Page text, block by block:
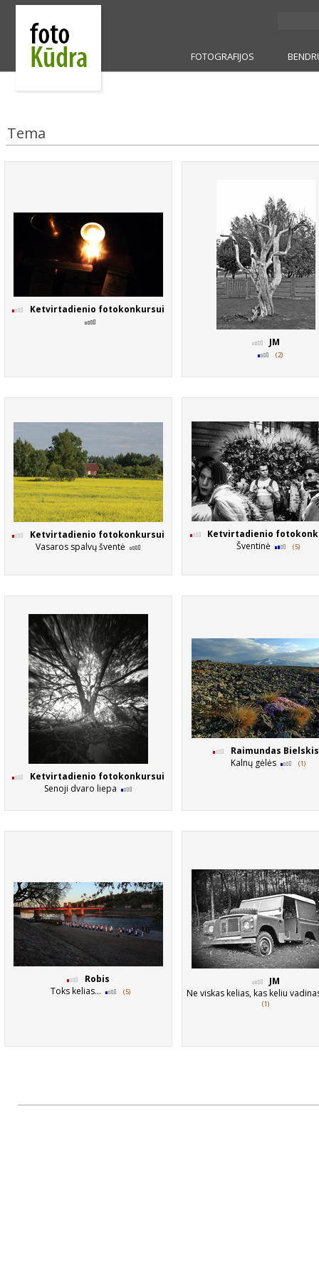
FOTOGRAFIJOS
Tema
Ketvirtadienio fotokonkursui
JM
(2)
Ketvirtadienio fotokonkursui
Vasaros spalvų šventė
Ketvirtadienio
Šventinė
(5)
Ketvirtadienio fotokonkursui
Senoji dvaro liepa
Raimundas Bielskis
Kalnų gėlės
(1)
Robis
Toks kelias...
(5)
JM
Ne viskas kelias, kas keliu
(1)